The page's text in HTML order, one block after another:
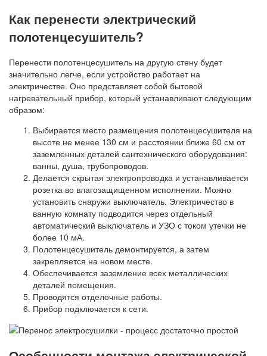
Как перенести электрический
полотенцесушитель?
Перенести полотенцесушитель на другую стену будет
значительно легче, если устройство работает на
электричестве. Оно представляет собой бытовой
нагревательный прибор, который устанавливают следующим
образом:
Выбирается место размещения полотенцесушителя на
высоте не менее 130 см и расстоянии ближе 60 см от
заземленных деталей сантехнического оборудования:
ванны, душа, трубопроводов.
Делается скрытая электропроводка и устанавливается
розетка во влагозащищенном исполнении. Можно
установить снаружи выключатель. Электричество в
ванную комнату подводится через отдельный
автоматический выключатель и УЗО с током утечки не
более 10 мА.
Полотенцесушитель демонтируется, а затем
закрепляется на новом месте.
Обеспечивается заземление всех металлических
деталей помещения.
Проводятся отделочные работы.
Прибор подключается к сети.